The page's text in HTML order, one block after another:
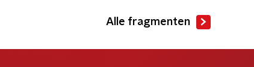
Alle fragmenten